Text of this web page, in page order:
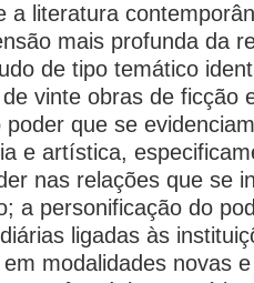
a literatura
mais profunda da
de tipo temático
vinte obras de ficção
que se
e artística,
nas relações que se
a personificação do
ligadas às
modalidades novas